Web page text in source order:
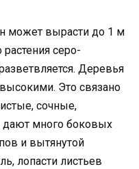
может вырасти до 1 м
серо-
Деревья
Это связано
сочные,
дают много боковых
и вытянутой
лопасти листьев